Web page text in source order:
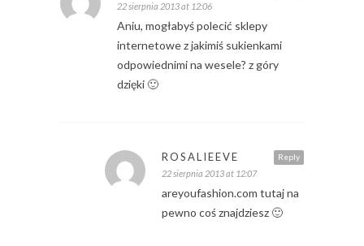
22 sierpnia 2013 at 12:06
Aniu, mogłabyś polecić sklepy
internetowe z jakimiś sukienkami
odpowiednimi na wesele? z góry
dzięki 🙂
Reply
ROSALIEEVE
22 sierpnia 2013 at 12:07
areyoufashion.com tutaj na
pewno coś znajdziesz 🙂